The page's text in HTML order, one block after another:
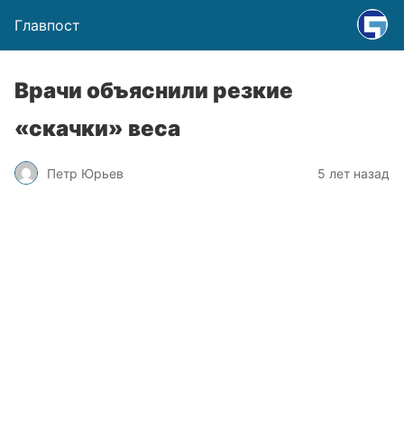
Главпост
Врачи объяснили резкие
«скачки» веса
Петр Юрьев 5 лет назад